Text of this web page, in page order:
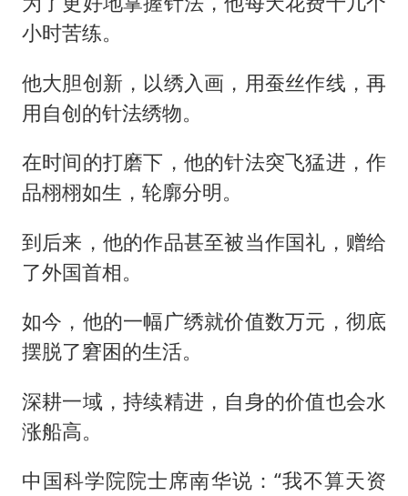
小时苦练。
他大胆创新，以绣入画，用蚕丝作线，再
用自创的针法绣物。
在时间的打磨下，他的针法突飞猛进，作
品栩栩如生，轮廓分明。
到后来，他的作品甚至被当作国礼，赠给
了外国首相。
如今，他的一幅广绣就价值数万元，彻底
摆脱了窘困的生活。
深耕一域，持续精进，自身的价值也会水
涨船高。
中国科学院院士席南华说：“我不算天资